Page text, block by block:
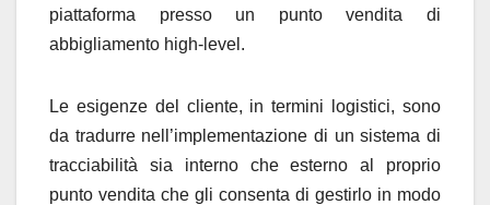
piattaforma presso un punto vendita di
abbigliamento high-level.
Le esigenze del cliente, in termini logistici, sono
da tradurre nell’implementazione di un sistema di
tracciabilità sia interno che esterno al proprio
punto vendita che gli consenta di gestirlo in modo